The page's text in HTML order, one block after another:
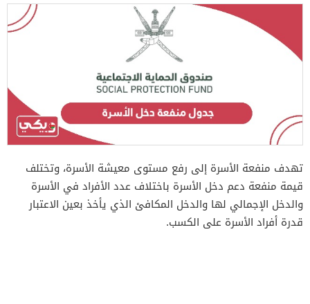
تهدف منفعة الأسرة إلى رفع مستوى معيشة الأسرة، وتختلف
قيمة منفعة دعم دخل الأسرة باختلاف عدد الأفراد في الأسرة
والدخل الإجمالي لها والدخل المكافئ الذي يأخذ بعين الاعتبار
قدرة أفراد الأسرة على الكسب.